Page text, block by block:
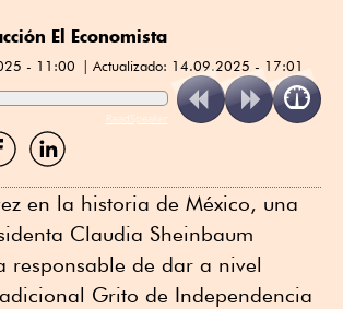
El Economista
- 11:00 Actualizado: 14.09.2025 - 17:01
ReadSpeaker
Compartir
por
en la historia de México, una
Claudia Sheinbaum
responsable de dar a nivel
Grito de Independencia